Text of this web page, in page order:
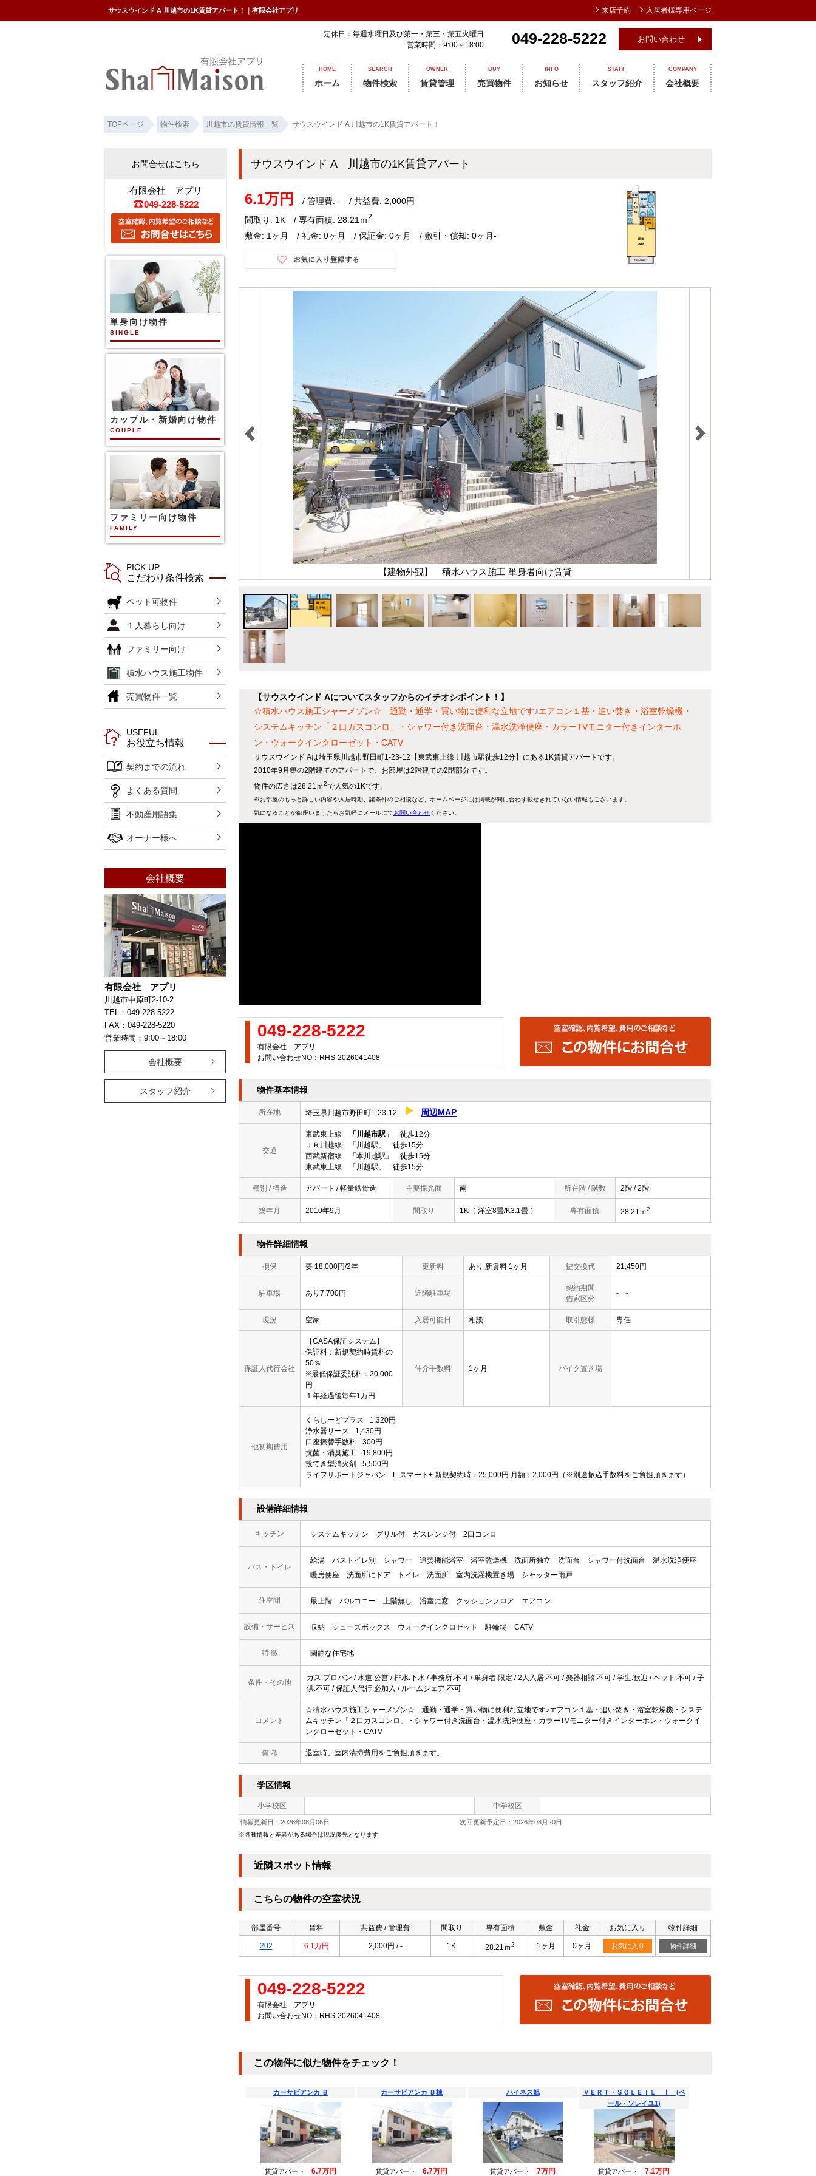
サウスウインド A 川越市の1K賃貸アパート！｜有限会社アプリ
定休日：毎週水曜日及び第一・第三・第五火曜日
営業時間：9:00～18:00
049-228-5222 お問い合わせ
HOME
ホーム
SEARCH
物件検索
OWNER
賃貸管理
BUY
売買物件
INFO
お知らせ
STAFF
スタッフ紹介
COMPANY
会社概要
TOPページ 物件検索 川越市の賃貸情報一覧 サウスウインド A 川越市の1K賃貸アパート！
サウスウインド A 川越市の1K賃貸アパート
6.1万円
/ 管理費: - / 共益費: 2,000円
間取り: 1K / 専有面積: 28.21ｍ2
敷金: 1ヶ月 / 礼金: 0ヶ月 / 保証金: 0ヶ月 / 敷引・償却: 0ヶ月-
【建物外観】 積水ハウス施工 単身者向け賃貸
【サウスウインド Aについてスタッフからのイチオシポイント！】
☆積水ハウス施工シャーメゾン☆ 通勤・通学・買い物に便利な立地です♪エアコン１基・追い焚き・浴室乾燥機・
システムキッチン「２口ガスコンロ」・シャワー付き洗面台・温水洗浄便座・カラーTVモニター付きインターホ
ン・ウォークインクローゼット・CATV
サウスウインド Aは埼玉県川越市野田町1-23-12【東武東上線 川越市駅徒歩12分】にある1K賃貸アパートです。
2010年9月築の2階建てのアパートで、お部屋は2階建ての2階部分です。
物件の広さは28.21ｍ2で人気の1Kです。
※お部屋のもっと詳しい内容や入居時期、諸条件のご相談など、ホームページには掲載が間に合わず載せきれていない情報もございます。
気になることが御座いましたらお気軽にメールにてお問い合わせください。
049-228-5222
有限会社 アプリ
お問い合わせNO：RHS-2026041408
物件基本情報
所在地 埼玉県川越市野田町1-23-12 周辺MAP
交通
東武東上線 「川越市駅」
徒歩12分
ＪＲ川越線 「川越駅」 徒歩15分
西武新宿線 「本川越駅」 徒歩15分
東武東上線 「川越駅」 徒歩15分
種別 / 構造 アパート / 軽量鉄骨造 主要採光面 南 所在階 / 階数 2階 / 2階
築年月 2010年9月 間取り 1K（ 洋室8畳/K3.1畳 ） 専有面積 28.21ｍ2
物件詳細情報
損保 要 18,000円/2年 更新料 あり 新賃料 1ヶ月 鍵交換代 21,450円
駐車場 あり7,700円 近隣駐車場
契約期間
借家区分
- -
現況 空家 入居可能日 相談 取引態様 専任
保証人代行会社
【CASA保証システム】
保証料：新規契約時賃料の
50％
※最低保証委託料：20,000
円
１年経過後毎年1万円
仲介手数料 1ヶ月 バイク置き場
他初期費用
くらしーどプラス
1,320円
浄水器リース
1,430円
口座振替手数料
300円
抗菌・消臭施工
19,800円
投てき型消火剤
5,500円
ライフサポートジャパン L-スマート+ 新規契約時：25,000円 月額：2,000円（※別途振込手数料をご負担頂きます）
設備詳細情報
キッチン システムキッチン グリル付 ガスレンジ付 2口コンロ
バス・トイレ
給湯 バストイレ別 シャワー 追焚機能浴室 浴室乾燥機 洗面所独立 洗面台 シャワー付洗面台
温水洗浄便座
暖房便座
洗面所にドア トイレ 洗面所 室内洗濯機置き場 シャッター雨戸
住空間 最上階 バルコニー 上階無し 浴室に窓 クッションフロア エアコン
設備・サービス 収納 シューズボックス ウォークインクロゼット 駐輪場 CATV
特 徴 閑静な住宅地
条件・その他
ガス:プロパン / 水道:公営 / 排水:下水 / 事務所:不可 / 単身者:限定 / 2人入居:不可 / 楽器相談:不可 / 学生:歓迎 / ペット:不可 / 子
供:不可 / 保証人代行:必加入 / ルームシェア:不可
コメント
☆積水ハウス施工シャーメゾン☆ 通勤・通学・買い物に便利な立地です♪エアコン１基・追い焚き・浴室乾燥機・システ
ムキッチン「２口ガスコンロ」・シャワー付き洗面台・温水洗浄便座・カラーTVモニター付きインターホン・ウォークイ
ンクローゼット・CATV
備 考 退室時、室内清掃費用をご負担頂きます。
学区情報
小学校区 中学校区
情報更新日：2026年08月06日 次回更新予定日：2026年08月20日
※各種情報と差異がある場合は現況優先となります
近隣スポット情報
こちらの物件の空室状況
部屋番号 賃料 共益費 / 管理費 間取り 専有面積 敷金 礼金 お気に入り 物件詳細
202 6.1万円 2,000円 / - 1K 28.21ｍ2 1ヶ月 0ヶ月 お気に入り 物件詳細
049-228-5222
有限会社 アプリ
お問い合わせNO：RHS-2026041408
この物件に似た物件をチェック！
カーサビアンカ Ｂ
賃貸アパート 6.7万円
カーサビアンカ Ｂ棟
賃貸アパート 6.7万円
ハイネス旭
賃貸アパート 7万円
ＶＥＲＴ・ＳＯＬＥＩＬ Ⅰ (ベ
ール・ソレイユ1)
賃貸アパート 7.1万円
お問合せはこちら
有限会社 アプリ
049-228-5222
単身向け物件
SINGLE
カップル・新婚向け物件
COUPLE
ファミリー向け物件
FAMILY
PICK UP
こだわり条件検索
ペット可物件
１人暮らし向け
ファミリー向け
積水ハウス施工物件
売買物件一覧
USEFUL
お役立ち情報
契約までの流れ
よくある質問
不動産用語集
オーナー様へ
会社概要
有限会社 アプリ
川越市中原町2-10-2
TEL：049-228-5222
FAX：049-228-5220
営業時間：9:00～18:00
会社概要
スタッフ紹介
来店予約 入居者様専用ページ